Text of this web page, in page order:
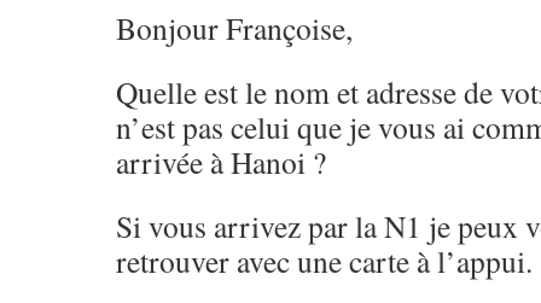
Bonjour Françoise,
Quelle est le nom et adresse de
n’est pas celui que je vous ai
arrivée à Hanoi ?
Si vous arrivez par la N1 je peux
retrouver avec une carte à l’appui.